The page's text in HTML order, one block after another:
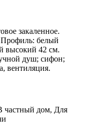
закаленное.
Профиль: белый
высокий 42 см.
душ; сифон;
вентиляция.
частный дом, Для